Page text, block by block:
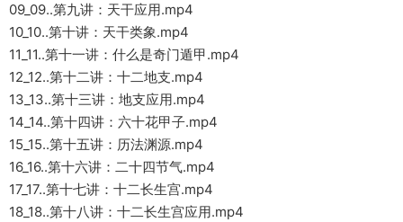
09_09..第九讲：天干应用.mp4
10_10..第十讲：天干类象.mp4
11_11..第十一讲：什么是奇门遁甲.mp4
12_12..第十二讲：十二地支.mp4
13_13..第十三讲：地支应用.mp4
14_14..第十四讲：六十花甲子.mp4
15_15..第十五讲：历法渊源.mp4
16_16..第十六讲：二十四节气.mp4
17_17..第十七讲：十二长生宫.mp4
18_18..第十八讲：十二长生宫应用.mp4